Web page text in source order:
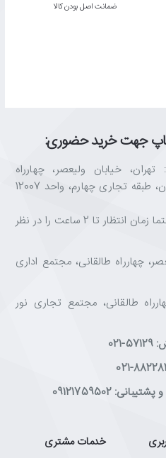
ﺿﻤﺎﻧﺖ اﺻﻞ ﺑﻮدن ﮐﺎﻟﺎ
جهت خرید حضوری:
: تهران، خیابان ولیعصر، چهارراه
طالقانی، مجتمع تجاری نور تهران، طبقه تجاری چهارم، واحد 12007
(به علت حجم بالای سفارشات، حتما زمان انتظار تا 2 ساعت را در نظر
چهارراه طالقانی، مجتمع اداری
طالقانی، مجتمع تجاری نور
09121759502
خدمات مشتری